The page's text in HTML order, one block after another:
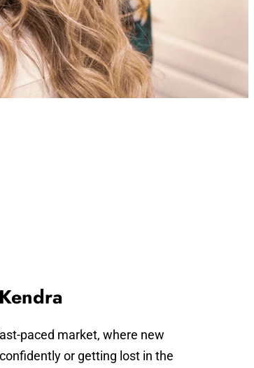
paced market, where new
or getting lost in the